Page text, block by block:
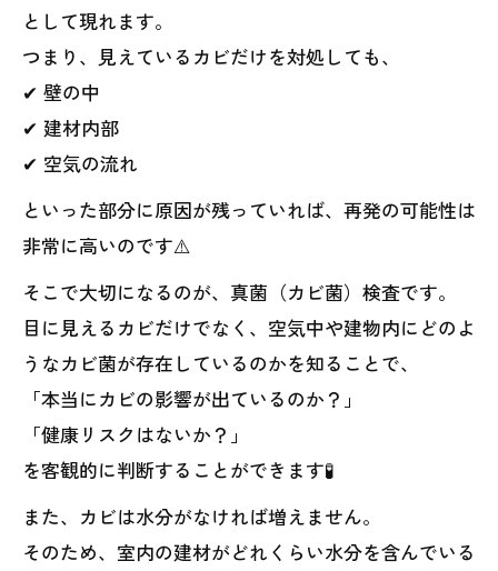
として現れます。
つまり、見えているカビだけを対処しても、
✔ 壁の中
✔ 建材内部
✔ 空気の流れ
といった部分に原因が残っていれば、再発の可能性は
非常に高いのです⚠️
そこで大切になるのが、真菌（カビ菌）検査です。
目に見えるカビだけでなく、空気中や建物内にどのよ
うなカビ菌が存在しているのかを知ることで、
「本当にカビの影響が出ているのか？」
「健康リスクはないか？」
を客観的に判断することができます🧪
また、カビは水分がなければ増えません。
そのため、室内の建材がどれくらい水分を含んでいる